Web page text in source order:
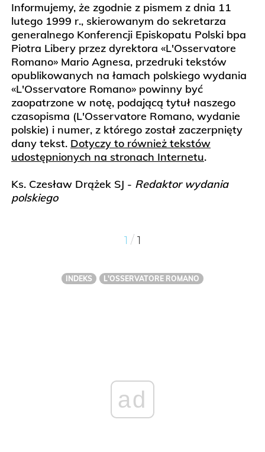
Informujemy, że zgodnie z pismem z dnia 11
lutego 1999 r., skierowanym do sekretarza
generalnego Konferencji Episkopatu Polski bpa
Piotra Libery przez dyrektora «L'Osservatore
Romano» Mario Agnesa, przedruki tekstów
opublikowanych na łamach polskiego wydania
«L'Osservatore Romano» powinny być
zaopatrzone w notę, podającą tytuł naszego
czasopisma (L'Osservatore Romano, wydanie
polskie) i numer, z którego został zaczerpnięty
dany tekst. Dotyczy to również tekstów
udostępnionych na stronach Internetu.
Ks. Czesław Drążek SJ - Redaktor wydania
polskiego
1 / 1
INDEKS L'OSSERVATORE ROMANO
ad